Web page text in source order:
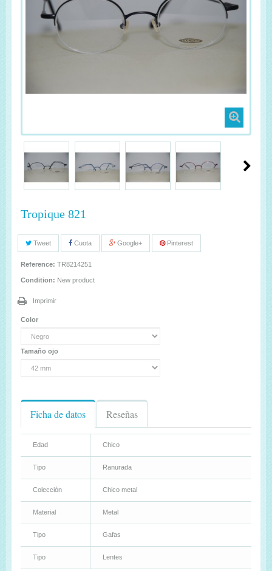
Tropique 821
Tweet Cuota Google+ Pinterest
Reference: TR8214251
Condition: New product
Imprimir
Color
Tamaño ojo
Ficha de datos Reseñas
Edad Chico
Tipo Ranurada
Colección Chico metal
Material Metal
Tipo Gafas
Tipo Lentes